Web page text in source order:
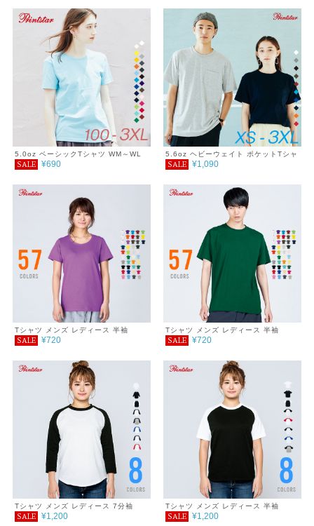
5.0oz ベーシックTシャツ WM～WL
SALE ¥690
5.6oz ヘビーウェイト ポケットTシャ
ツ
SALE ¥1,090
Tシャツ メンズ レディース 半袖
5.6oz ヘビーウェイトTシャツ WM～
SALE ¥720
Tシャツ メンズ レディース 半袖
5.6oz ヘビーウェイトTシャツ 100～
SALE ¥720
Tシャツ メンズ レディース 7分袖
5.6oz ヘビーウェイトベースボールT
SALE ¥1,200
Tシャツ メンズ レディース 半袖
5.6oz ヘビーウェイトラグランTシャ
SALE ¥1,200